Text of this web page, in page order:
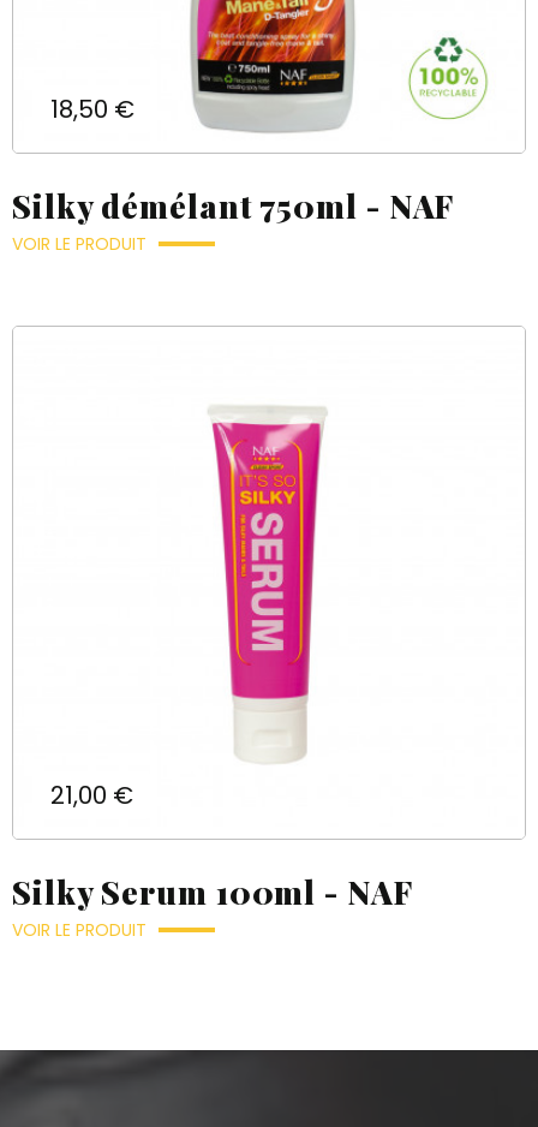
Prix
18,50 €
Silky démélant 750ml - NAF
VOIR LE PRODUIT
Prix
21,00 €
Silky Serum 100ml - NAF
VOIR LE PRODUIT